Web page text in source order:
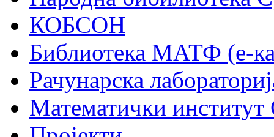
КОБСОН
Библиотека МАТФ (е-
Рачунарска
Математички